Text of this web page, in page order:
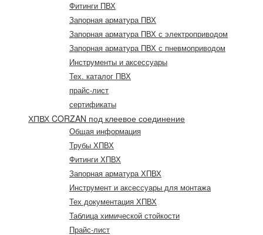
Фитинги ПВХ
Запорная арматура ПВХ
Запорная арматура ПВХ с электроприводом
Запорная арматура ПВХ с пневмоприводом
Инструменты и аксессуары
Тех. каталог ПВХ
прайс-лист
сертификаты
ХПВХ CORZAN под клеевое соединение
Общая информация
Трубы ХПВХ
Фитинги ХПВХ
Запорная арматура ХПВХ
Инструмент и аксессуары для монтажа
Тех документация ХПВХ
Таблица химической стойкости
Прайс-лист